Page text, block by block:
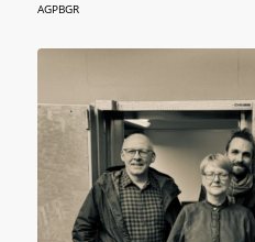
AGPBGR